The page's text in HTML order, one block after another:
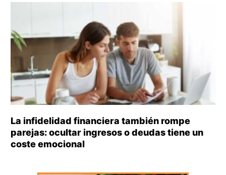
La infidelidad financiera también rompe
parejas: ocultar ingresos o deudas tiene un
coste emocional